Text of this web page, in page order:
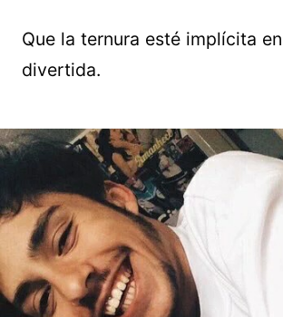
Que la ternura esté implícita
divertida.